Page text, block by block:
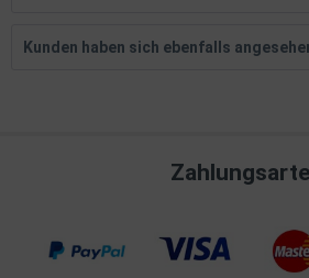
Kunden haben sich ebenfalls